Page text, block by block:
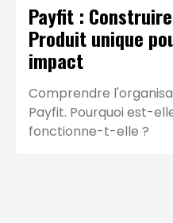
Payfit :
Produit unique
impact
Comprendre
Payfit. Pourquoi est-
fonctionne-t-elle ?